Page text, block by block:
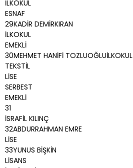
İLKOKUL
ESNAF
29KADİR DEMİRKIRAN
İLKOKUL
EMEKLİ
30MEHMET HANİFİ TOZLUOĞLUİLKOKUL
TEKSTİL
LİSE
SERBEST
EMEKLİ
31
İSRAFİL KILINÇ
32ABDURRAHMAN EMRE
LİSE
33YUNUS BİŞKİN
LİSANS